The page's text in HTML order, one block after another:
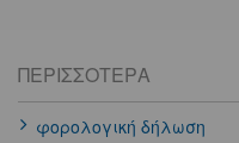
ΠΕΡΙΣΣΌΤΕΡΑ
φορολογική δήλωση